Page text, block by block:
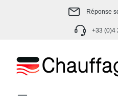
Passer au contenu Réponse
+33 (0)4